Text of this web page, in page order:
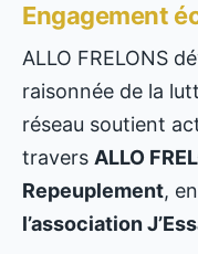
Engagement
ALLO FRELONS
raisonnée de la
réseau soutient
travers ALLO
Repeuplement,
l’association